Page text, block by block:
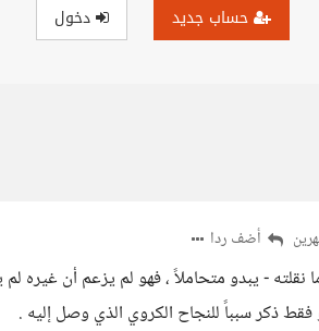
حساب جديد دخول
أضف ردا
- يبدو متحاملاً ، فهو لم يزعم أن غيره
ذكر سبباً للنجاح الكروي الذي وصل إليه .